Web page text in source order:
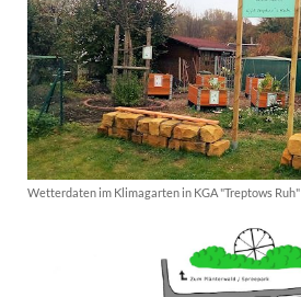
Wetterdaten im Klimagarten in KGA "Treptows Ruh"